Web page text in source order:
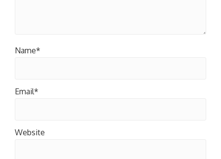
Name*
Email*
Website